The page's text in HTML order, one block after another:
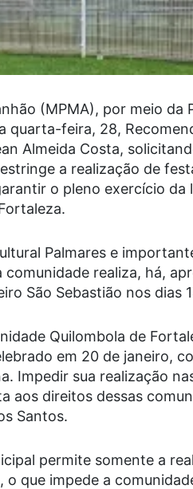
(MPMA), por meio da
quarta-feira, 28,
Almeida Costa,
a realização de
o pleno exercício da
Palmares e
realiza, há,
São Sebastião nos dias
Quilombola de
em 20 de janeiro,
Impedir sua realização
aos direitos dessas
Santos.
permite somente a
que impede a